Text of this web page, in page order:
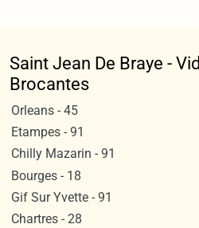
Saint Jean De Braye -
Brocantes
Orleans - 45
Etampes - 91
Chilly Mazarin - 91
Bourges - 18
Gif Sur Yvette - 91
Chartres - 28